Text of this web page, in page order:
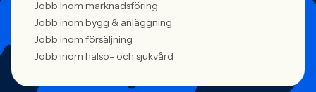
Jobb inom marknadsföring
Jobb inom bygg & anläggning
Jobb inom försäljning
Jobb inom hälso- och sjukvård